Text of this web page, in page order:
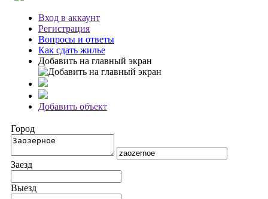
Вход в аккаунт
Регистрация
Вопросы и ответы
Как сдать жилье
Добавить на главный экран
Добавить объект
Город
Заезд
Выезд